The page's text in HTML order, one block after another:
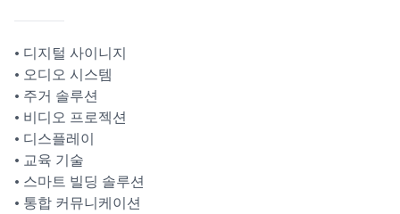
• 디지털 사이니지
• 오디오 시스템
• 주거 솔루션
• 비디오 프로젝션
• 디스플레이
• 교육 기술
• 스마트 빌딩 솔루션
• 통합 커뮤니케이션